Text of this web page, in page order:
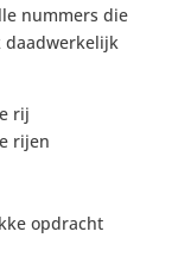
nummers die
daadwerkelijk
rij
rijen
opdracht